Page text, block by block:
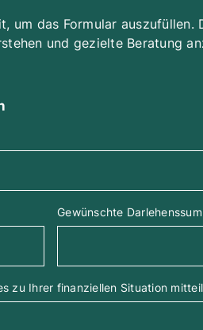
um das Formular auszufüllen.
und gezielte Beratung
Gewünschte
zu Ihrer finanziellen Situation